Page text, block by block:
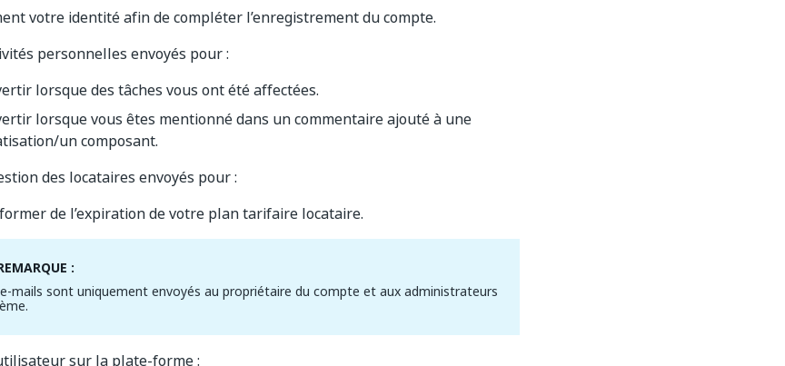
votre identité afin de compléter l’enregistrement du compte.
personnelles envoyés pour :
lorsque des tâches vous ont été affectées.
lorsque vous êtes mentionné dans un commentaire ajouté à une
un composant.
des locataires envoyés pour :
de l’expiration de votre plan tarifaire locataire.
:
mails sont uniquement envoyés au propriétaire du compte et aux administrateurs
sur la plate-forme :